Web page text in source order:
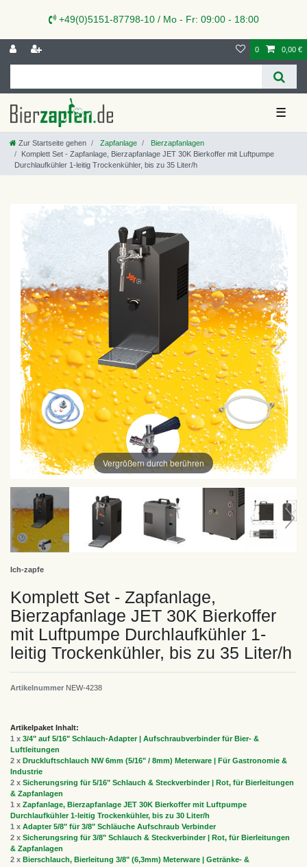
+49(0)5151-87798-10 / Mo - Fr: 09:00 - 18:00
0 0,00 €
☰
Zur Startseite gehen Zapfanlage
Bierzapfanlagen
Komplett Set - Zapfanlage, Bierzapfanlage JET 30K Bierkoffer mit Luftpumpe
Durchlaufkühler 1-leitig Trockenkühler, bis zu 35 Liter/h
Vergrößern durch berühren
Ich-zapfe
Komplett Set - Zapfanlage,
Bierzapfanlage JET 30K Bierkoffer
mit Luftpumpe Durchlaufkühler 1-
leitig Trockenkühler, bis zu 35 Liter/h
Artikelnummer NEW-4238
Artikelpaket Inhalt:
1 x 3/4" auf 5/16" Schlauch-Adapter | Aufschraubverbinder für Bier- &
Luftleitungen
2 x Druckluftschlauch NW 6mm (5/16" / 8mm) Meterware | Für Gastronomie &
Industrie
2 x Sicherungsring für 5/16" Schlauch & Steckverbinder | Rot, für Bierleitungen
& Zapfanlagen
1 x Zapfanlage, Bierzapfanlage JET 30K Bierkoffer mit Luftpumpe
Durchlaufkühler 1-leitig Trockenkühler, bis zu 30 Liter/h
1 x Adapter 5/8" für 3/8" Schläuche Aufschraub Verbinder
2 x Sicherungsring für 3/8" Schlauch & Steckverbinder | Rot, für Bierleitungen
& Zapfanlagen
2 x Bierschlauch, Bierleitung 3/8" (6,3mm) Meterware | Getränke- &